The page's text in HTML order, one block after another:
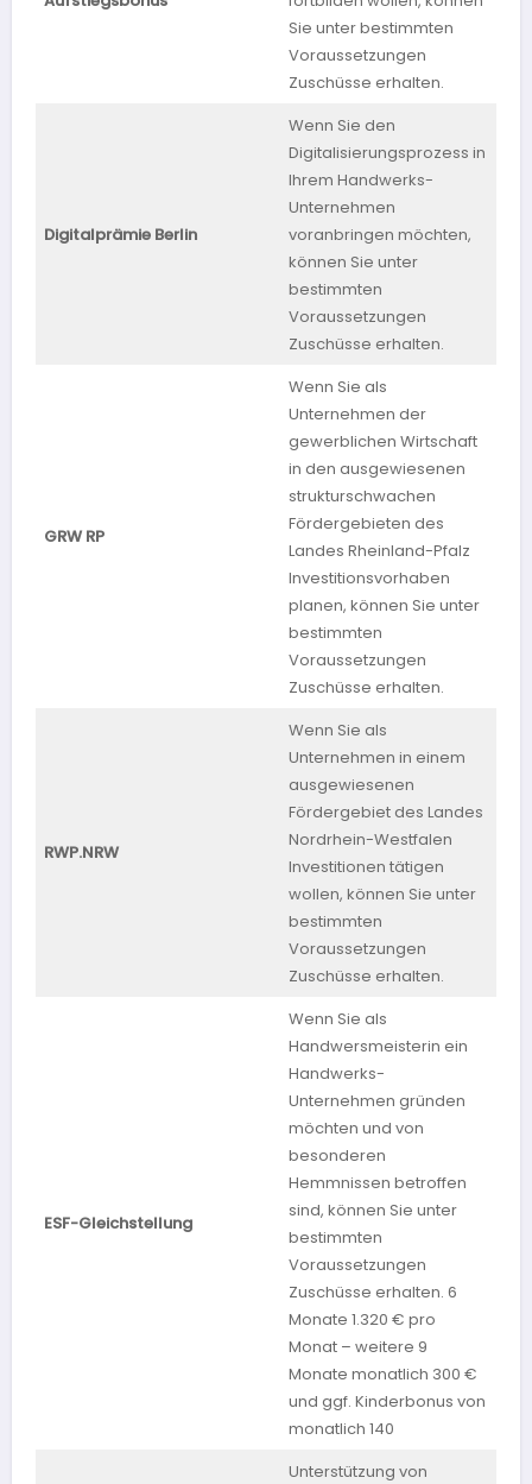
Sie unter bestimmten
Voraussetzungen
Zuschüsse erhalten.
Digitalprämie Berlin
Wenn Sie den
Digitalisierungsprozess in
Ihrem Handwerks-
Unternehmen
voranbringen möchten,
können Sie unter
bestimmten
Voraussetzungen
Zuschüsse erhalten.
GRW RP
Wenn Sie als
Unternehmen der
gewerblichen Wirtschaft
in den ausgewiesenen
strukturschwachen
Fördergebieten des
Landes Rheinland-Pfalz
Investitionsvorhaben
planen, können Sie unter
bestimmten
Voraussetzungen
Zuschüsse erhalten.
RWP.NRW
Wenn Sie als
Unternehmen in einem
ausgewiesenen
Fördergebiet des Landes
Nordrhein-Westfalen
Investitionen tätigen
wollen, können Sie unter
bestimmten
Voraussetzungen
Zuschüsse erhalten.
ESF-Gleichstellung
Wenn Sie als
Handwersmeisterin ein
Handwerks-
Unternehmen gründen
möchten und von
besonderen
Hemmnissen betroffen
sind, können Sie unter
bestimmten
Voraussetzungen
Zuschüsse erhalten. 6
Monate 1.320 € pro
Monat – weitere 9
Monate monatlich 300 €
und ggf. Kinderbonus von
monatlich 140
Unterstützung von